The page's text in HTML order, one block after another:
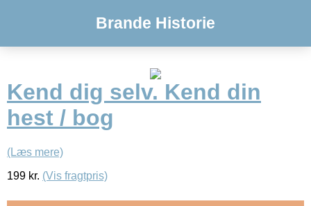
Brande Historie
Kend dig selv. Kend din
hest / bog
(Læs mere)
199 kr. (Vis fragtpris)